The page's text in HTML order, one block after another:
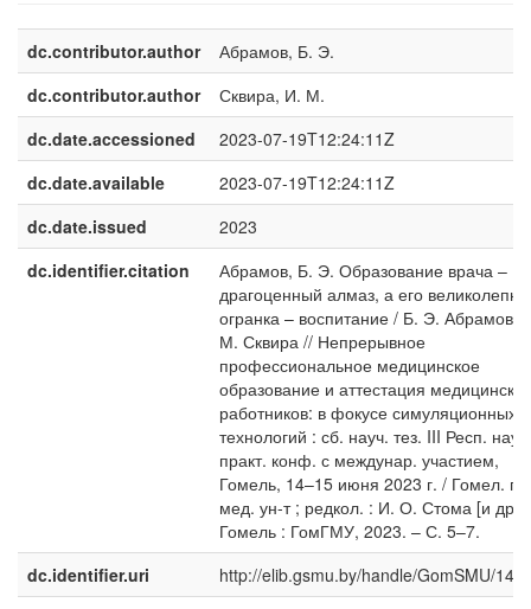
dc.contributor.author
Абрамов, Б. Э.
dc.contributor.author
Сквира, И. М.
dc.date.accessioned
2023-07-19T12:24:11Z
dc.date.available
2023-07-19T12:24:11Z
dc.date.issued
2023
dc.identifier.citation
Абрамов, Б. Э. Образование врача –
драгоценный алмаз, а его
огранка – воспитание / Б. Э. Абрамов,
М. Сквира // Непрерывное
профессиональное медицинское
образование и аттестация медицинских
работников: в фокусе симуляционных
технологий : сб. науч. тез. III Респ.
практ. конф. с междунар. участием,
Гомель, 14–15 июня 2023 г. / Гомел.
мед. ун-т ; редкол. : И. О. Стома [и
Гомель : ГомГМУ, 2023. – С. 5–7.
dc.identifier.uri
http://elib.gsmu.by/handle/GomSMU/